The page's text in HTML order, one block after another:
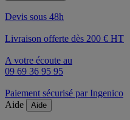
Devis sous 48h
Livraison offerte dès 200 € HT
A votre écoute au
09 69 36 95 95
Paiement sécurisé par Ingenico
Aide
Aide